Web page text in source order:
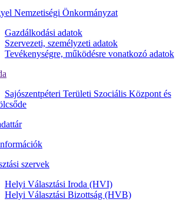
Nemzetiségi Önkormányzat
Gazdálkodási adatok
Szervezeti, személyzeti adatok
Tevékenységre, működésre vonatkozó adatok
Sajószentpéteri Területi Szociális Központ és
szervek
Helyi Választási Iroda (HVI)
Helyi Választási Bizottság (HVB)